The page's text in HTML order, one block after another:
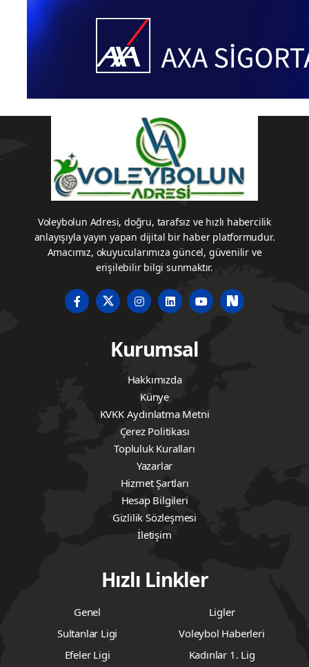
Voleybolun Adresi, doğru, tarafsız ve hızlı habercilik
anlayışıyla yayın yapan dijital bir haber platformudur.
Amacımız, okuyucularımıza güncel, güvenilir ve
erişilebilir bilgi sunmaktır.
Kurumsal
Hakkımızda
Künye
KVKK Aydınlatma Metni
Çerez Politikası
Topluluk Kuralları
Yazarlar
Hizmet Şartları
Hesap Bilgileri
Gizlilik Sözleşmesi
İletişim
Hızlı Linkler
Genel
Ligler
Sultanlar Ligi
Voleybol Haberleri
Efeler Ligi
Kadınlar 1. Lig